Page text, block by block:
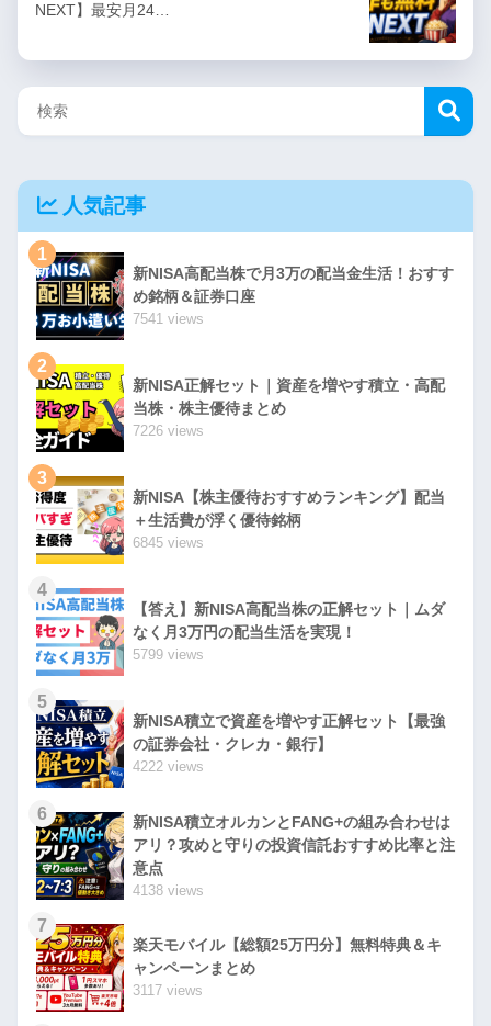
NEXT】最安月24…
人気記事
1
新NISA高配当株で月3万の配当金生活！おすす
め銘柄＆証券口座
7541 views
2
新NISA正解セット｜資産を増やす積立・高配
当株・株主優待まとめ
7226 views
3
新NISA【株主優待おすすめランキング】配当
＋生活費が浮く優待銘柄
6845 views
4
【答え】新NISA高配当株の正解セット｜ムダ
なく月3万円の配当生活を実現！
5799 views
5
新NISA積立で資産を増やす正解セット【最強
の証券会社・クレカ・銀行】
4222 views
6
新NISA積立オルカンとFANG+の組み合わせは
アリ？攻めと守りの投資信託おすすめ比率と注
意点
4138 views
7
楽天モバイル【総額25万円分】無料特典＆キ
ャンペーンまとめ
3117 views